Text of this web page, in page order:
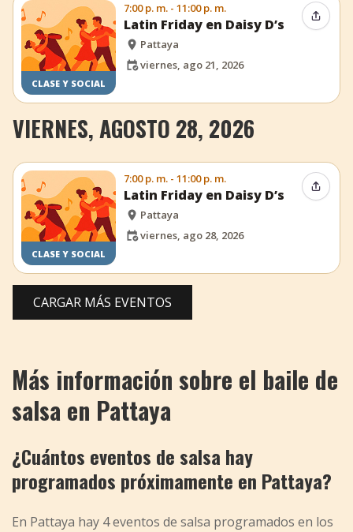
CLASE Y SOCIAL
7:00 p. m. - 11:00 p. m.
Latin Friday en Daisy D’s
Pattaya
viernes, ago 21, 2026
VIERNES, AGOSTO 28, 2026
CLASE Y SOCIAL
7:00 p. m. - 11:00 p. m.
Latin Friday en Daisy D’s
Pattaya
viernes, ago 28, 2026
CARGAR MÁS EVENTOS
Más información sobre el baile de
salsa en Pattaya
¿Cuántos eventos de salsa hay
programados próximamente en Pattaya?
En Pattaya hay 4 eventos de salsa programados en los